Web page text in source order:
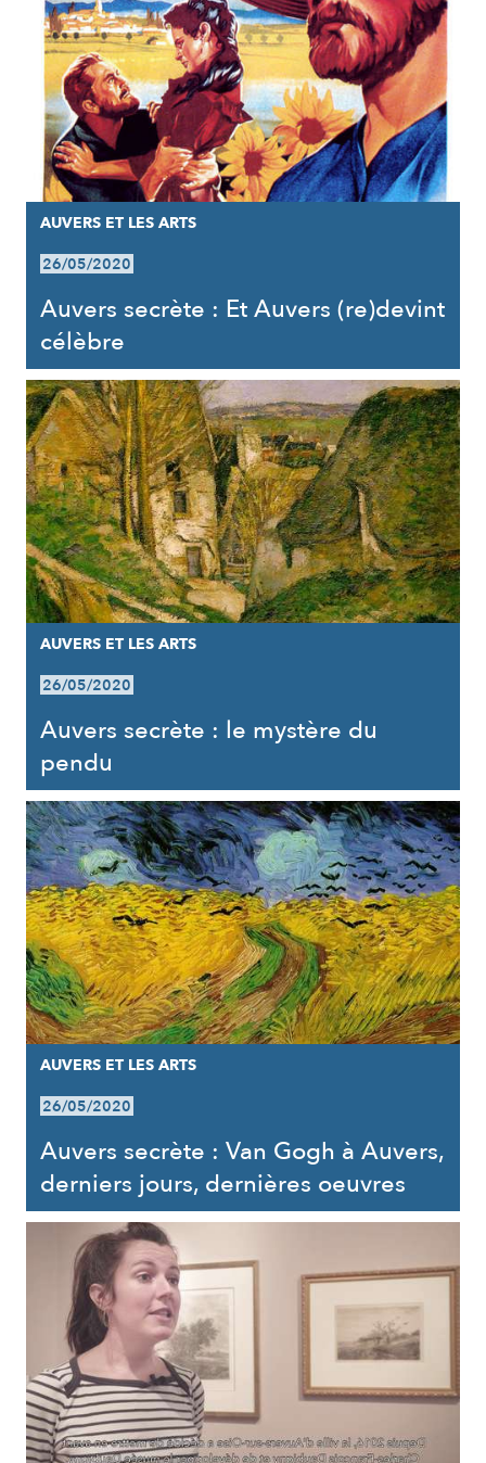
AUVERS ET LES ARTS
26/05/2020
Auvers secrète : Et Auvers (re)devint
célèbre
AUVERS ET LES ARTS
26/05/2020
Auvers secrète : le mystère du
pendu
AUVERS ET LES ARTS
26/05/2020
Auvers secrète : Van Gogh à Auvers,
derniers jours, dernières oeuvres